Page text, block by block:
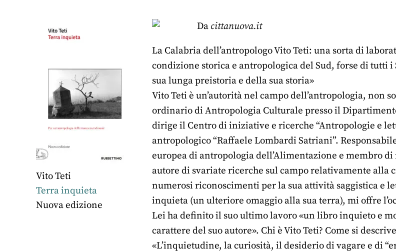
Vito Teti
Terra inquieta
Nuova edizione
Da cittanuova.it
La Calabria dell’antropologo Vito Teti: una sorta di
condizione storica e antropologica del Sud, forse di tutti
sua lunga preistoria e della sua storia»
Vito Teti è un’autorità nel campo dell’antropologia, non
ordinario di Antropologia Culturale presso il
dirige il Centro di iniziative e ricerche “Antropologie e
antropologico “Raffaele Lombardi Satriani”.
europea di antropologia dell’Alimentazione e membro
autore di svariate ricerche sul campo relativamente
numerosi riconoscimenti per la sua attività saggistica e
inquieta (un ulteriore omaggio alla sua terra), mi offre
Lei ha definito il suo ultimo lavoro «un libro inquieto e
carattere del suo autore». Chi è Vito Teti? Come si
«L’inquietudine, la curiosità, il desiderio di vagare e di